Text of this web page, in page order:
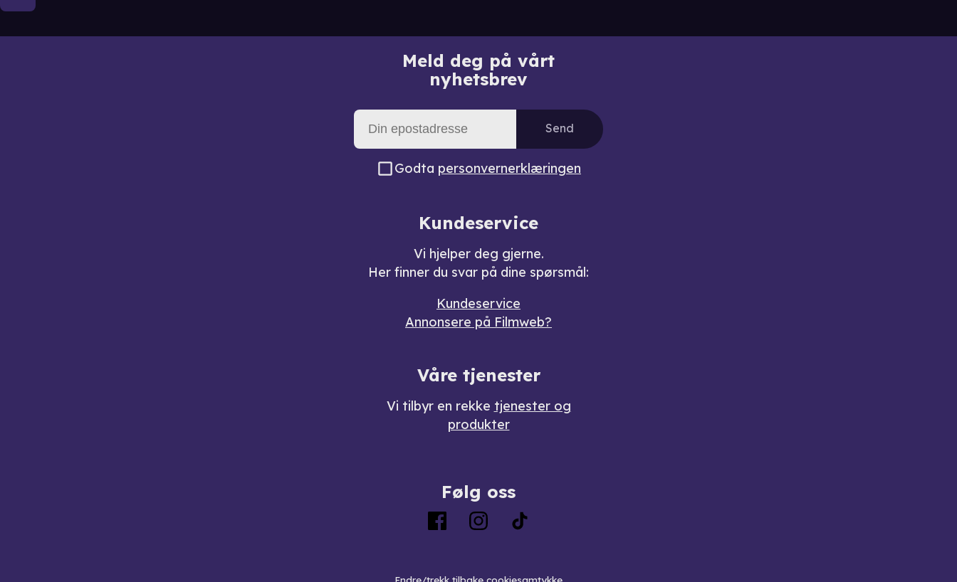
Meld deg på vårt
nyhetsbrev
Send
Godta personvernerklæringen
Kundeservice
Vi hjelper deg gjerne.
Her finner du svar på dine spørsmål:
Kundeservice
Annonsere på Filmweb?
Våre tjenester
Vi tilbyr en rekke tjenester og
produkter
Følg oss
Endre/trekk tilbake cookiesamtykke